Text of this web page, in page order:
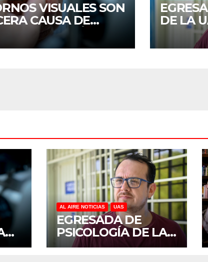
VISUALES SON
CAUSA DE
EN MÉXICO,
DEL
DE LA
DE
AL AIRE NOTICIAS UAS
EGRESADA DE
PSICOLOGÍA DE LA
UAS INVESTIGA